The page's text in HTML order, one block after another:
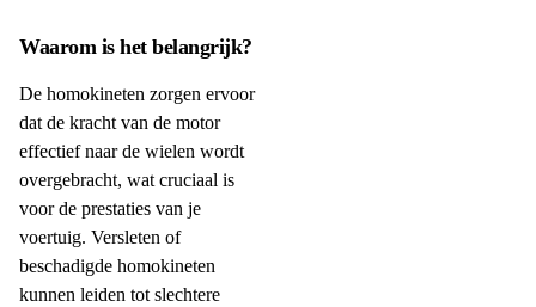
Waarom is het belangrijk?
De homokineten zorgen ervoor
dat de kracht van de motor
effectief naar de wielen wordt
overgebracht, wat cruciaal is
voor de prestaties van je
voertuig. Versleten of
beschadigde homokineten
kunnen leiden tot slechtere